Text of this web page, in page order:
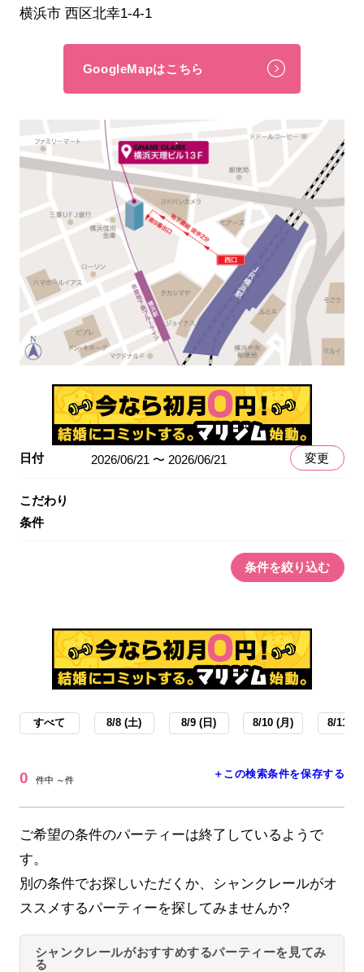
横浜市 西区北幸1-4-1
GoogleMapはこちら
日付 2026/06/21 〜 2026/06/21 変更
こだわり
条件
条件を絞り込む
すべて 8/8 (土) 8/9 (日) 8/10 (月) 8/11 (
0 件中 ～件 ＋この検索条件を保存する
ご希望の条件のパーティーは終了しているようで
す。
別の条件でお探しいただくか、シャンクレールがオ
ススメするパーティーを探してみませんか?
シャンクレールがおすすめするパーティーを見てみ
る